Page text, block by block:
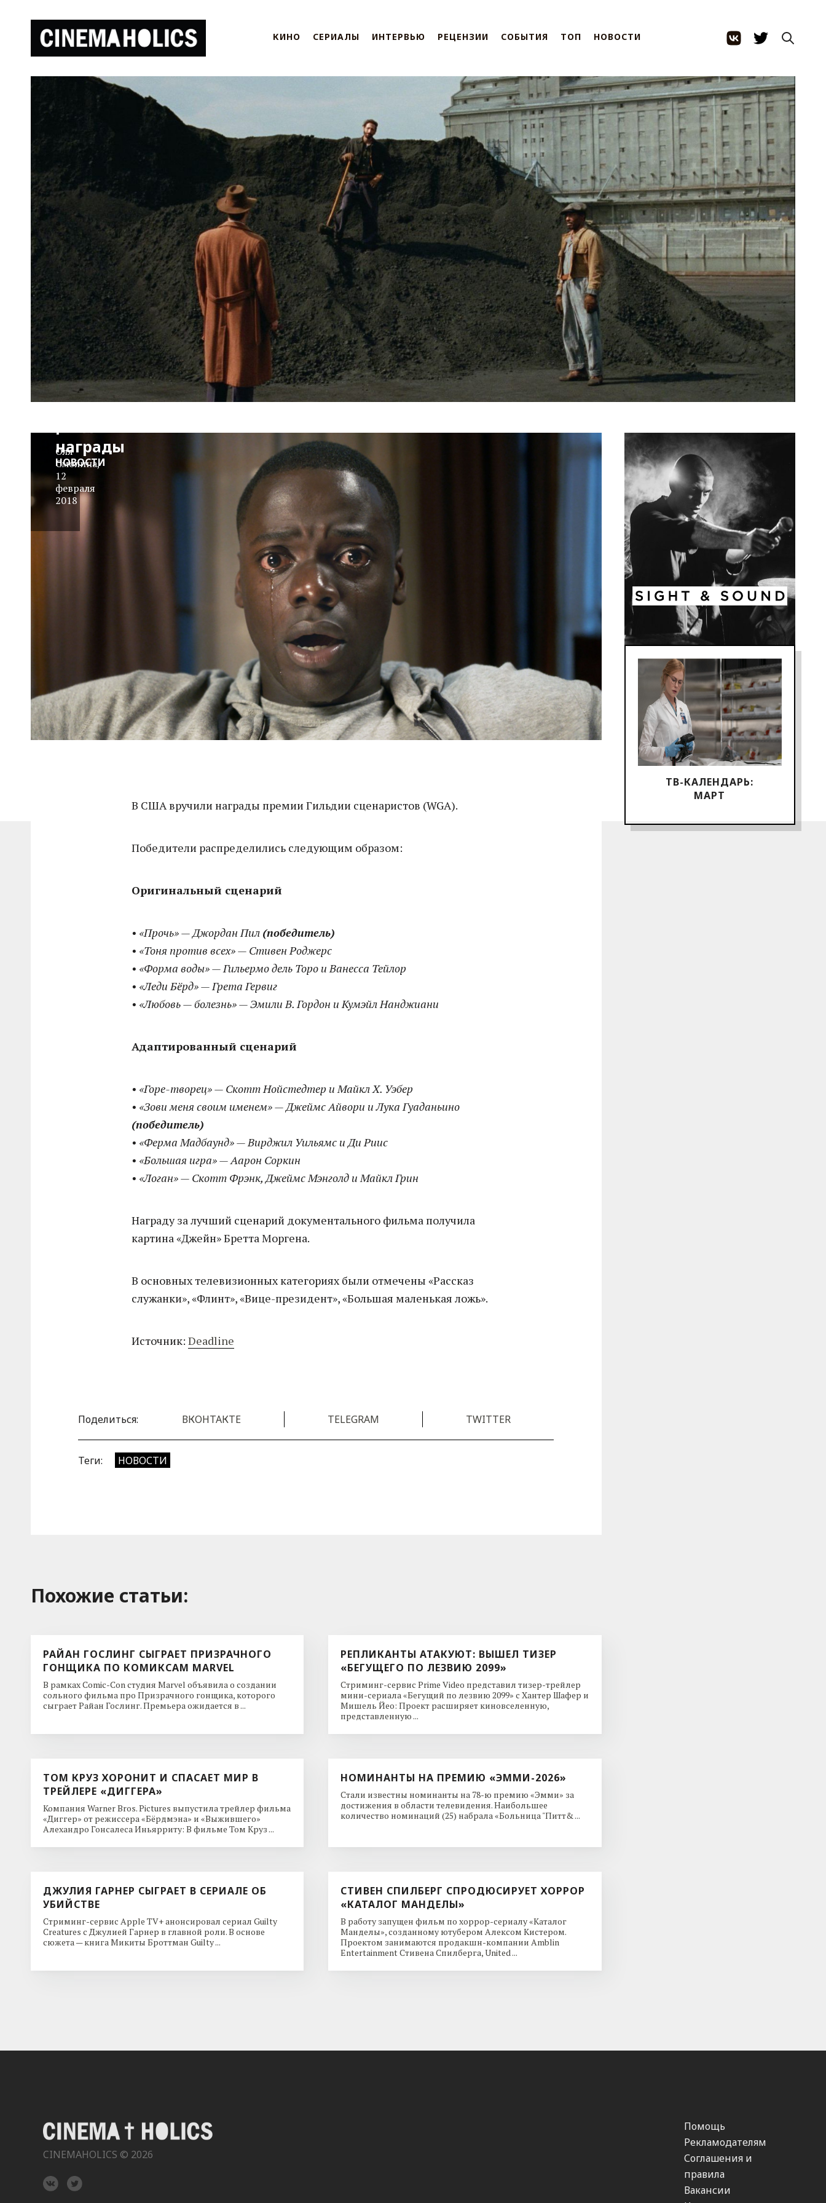
КИНО СЕРИАЛЫ ИНТЕРВЬЮ РЕЦЕНЗИИ СОБЫТИЯ ТОП НОВОСТИ
ТВ-КАЛЕНДАРЬ:
МАРТ
Гильдия
сценаристов
Америки
награды
Оля
Смолина,
12
февраля
2018
НОВОСТИ
В США вручили награды премии Гильдии сценаристов (WGA).
Победители распределились следующим образом:
Оригинальный сценарий
• «Прочь» — Джордан Пил (победитель)
• «Тоня против всех» — Стивен Роджерс
• «Форма воды» — Гильермо дель Торо и Ванесса Тейлор
• «Леди Бёрд» — Грета Гервиг
• «Любовь — болезнь» — Эмили В. Гордон и Кумэйл Нанджиани
Адаптированный сценарий
• «Горе-творец» — Скотт Нойстедтер и Майкл Х. Уэбер
• «Зови меня своим именем» — Джеймс Айвори и Лука Гуаданьино
(победитель)
• «Ферма Мадбаунд» — Вирджил Уильямс и Ди Риис
• «Большая игра» — Аарон Соркин
• «Логан» — Скотт Фрэнк, Джеймс Мэнголд и Майкл Грин
Награду за лучший сценарий документального фильма получила
картина «Джейн» Бретта Моргена.
В основных телевизионных категориях были отмечены «Рассказ
служанки», «Флинт», «Вице-президент», «Большая маленькая ложь».
Источник:Deadline
Поделиться: ВКОНТАКТЕ TELEGRAM TWITTER
Теги: НОВОСТИ
Похожие cтатьи:
РАЙАН ГОСЛИНГ СЫГРАЕТ ПРИЗРАЧНОГО
ГОНЩИКА ПО КОМИКСАМ MARVEL
В рамках Comic-Con студия Marvel объявила о создании
сольного фильма про Призрачного гонщика, которого
сыграет Райан Гослинг. Премьера ожидается в ...
РЕПЛИКАНТЫ АТАКУЮТ: ВЫШЕЛ ТИЗЕР
«БЕГУЩЕГО ПО ЛЕЗВИЮ 2099»
Стриминг-сервис Prime Video представил тизер-трейлер
мини-сериала «Бегущий по лезвию 2099» с Хантер Шафер и
Мишель Йео: Проект расширяет киновселенную,
представленную ...
ТОМ КРУЗ ХОРОНИТ И СПАСАЕТ МИР В
ТРЕЙЛЕРЕ «ДИГГЕРА»
Компания Warner Bros. Pictures выпустила трейлер фильма
«Диггер» от режиссера «Бёрдмэна» и «Выжившего»
Алехандро Гонсалеса Иньярриту: В фильме Том Круз ...
НОМИНАНТЫ НА ПРЕМИЮ «ЭММИ-2026»
Стали известны номинанты на 78-ю премию «Эмми» за
достижения в области телевидения. Наибольшее
количество номинаций (25) набрала «Больница "Питт& ...
ДЖУЛИЯ ГАРНЕР СЫГРАЕТ В СЕРИАЛЕ ОБ
УБИЙСТВЕ
Стриминг-сервис Apple TV+ анонсировал сериал Guilty
Creatures с Джулией Гарнер в главной роли. В основе
сюжета — книга Микиты Броттман Guilty ...
СТИВЕН СПИЛБЕРГ СПРОДЮСИРУЕТ ХОРРОР
«КАТАЛОГ МАНДЕЛЫ»
В работу запущен фильм по хоррор-сериалу «Каталог
Манделы», созданному ютубером Алексом Кистером.
Проектом занимаются продакшн-компании Amblin
Entertainment Стивена Спилберга, United ...
CINEMAHOLICS © 2026
Помощь
Рекламодателям
Соглашения и
правила
Вакансии